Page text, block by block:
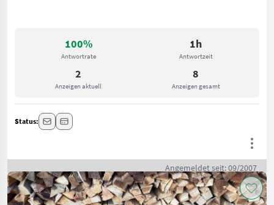
100%
Antwortrate
1h
Antwortzeit
2
Anzeigen aktuell
8
Anzeigen gesamt
Status:
Angemeldet seit: 09/2007